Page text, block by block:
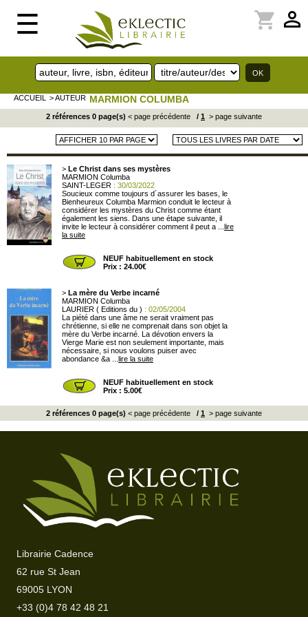
☰ perm_identity
shopping_cart
ACCUEIL > AUTEUR MARMION COLUMBA
2 références 0 page(s) < page précédente / 1 > page suivante
> Le Christ dans ses mystères
MARMION Columba
SAINT-LEGER : 30/03/2022
Soucieux comme toujours d´assurer les bases, le
Bienheureux Columba Marmion conduit le lecteur à
considérer les mystères du Christ comme étant
également les siens. Dans une étape suivante, il
invite le lecteur à considérer comment il peut a ... lire
la suite
NEUF habituellement en stock
Prix : 24.00€
> La mère du Verbe incarné
MARMION Columba
LAURIER ( Editions du ) : 02/05/2004
La piété dans une âme ne serait vraiment pas
chrétienne, si elle ne comprenait dans son objet la
mère du Verbe incarné. La dévotion envers la
Vierge Marie est non seulement importante, mais
nécessaire, si nous voulons puiser avec
abondance &a ... lire la suite
NEUF habituellement en stock
Prix : 5.00€
2 références 0 page(s) < page précédente / 1 > page suivante
Librairie Cadence
62 rue St Jean
69005 LYON
+33 (0)4 78 42 48 21